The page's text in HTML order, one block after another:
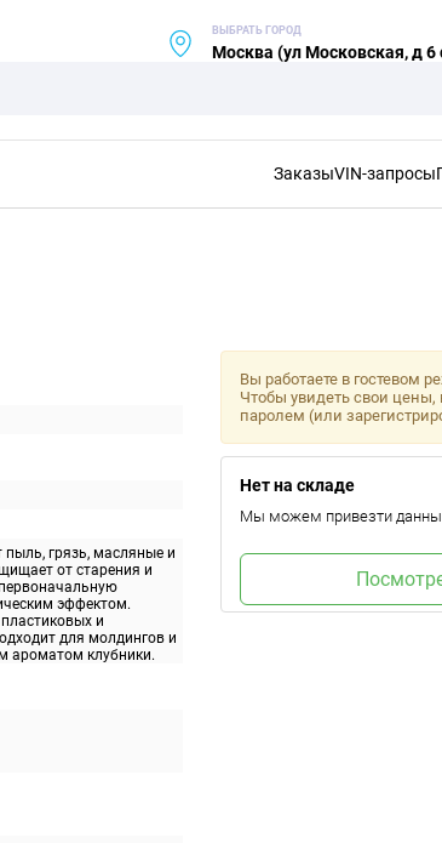
ВЫБРАТЬ ГОРОД
Москва (ул Московская, д 6
ЗаказыVIN-запросы
грязь, масляные и
от старения и
эффектом.
и
для молдингов и
ароматом клубники.
Вы работаете в гостевом
Чтобы увидеть свои
паролем (или
Нет на складе
Мы можем привезти